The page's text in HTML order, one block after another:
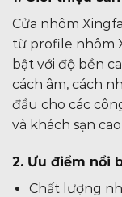
Cửa nhôm
từ profile nhôm
bật với độ bền
cách âm, cách
đầu cho các
và khách sạn
2. Ưu điểm nổi
Chất lượng